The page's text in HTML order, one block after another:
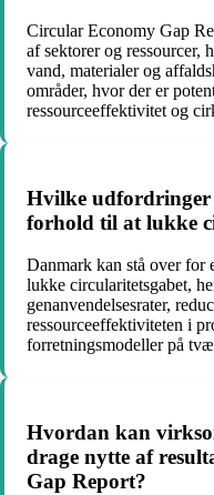
Circular Economy Gap
af sektorer og ressourcer,
vand, materialer og
områder, hvor der er
ressourceeffektivitet og
Hvilke
forhold til at lukke
Danmark kan stå over
lukke circularitetsgabet,
genanvendelsesrater,
ressourceeffektiviteten i
forretningsmodeller på
Hvordan kan
drage nytte af
Gap Report?